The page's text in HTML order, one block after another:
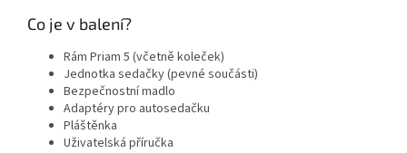
Co je v balení?
Rám Priam 5 (včetně koleček)
Jednotka sedačky (pevné součásti)
Bezpečnostní madlo
Adaptéry pro autosedačku
Pláštěnka
Uživatelská příručka